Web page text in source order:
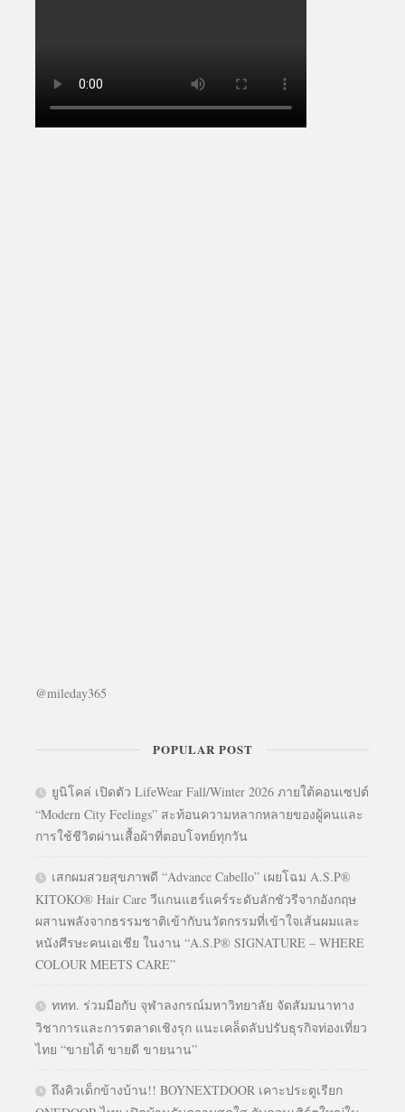
@mileday365
POPULAR POST
ยูนิโคล่ เปิดตัว LifeWear Fall/Winter 2026 ภายใต้คอนเซปต์
“Modern City Feelings” สะท้อนความหลากหลายของผู้คนและ
การใช้ชีวิตผ่านเสื้อผ้าที่ตอบโจทย์ทุกวัน
เสกผมสวยสุขภาพดี “Advance Cabello” เผยโฉม A.S.P®
KITOKO® Hair Care วีแกนแฮร์แคร์ระดับลักชัวรีจากอังกฤษ
ผสานพลังจากธรรมชาติเข้ากับนวัตกรรมที่เข้าใจเส้นผมและ
หนังศีรษะคนเอเชีย ในงาน “A.S.P® SIGNATURE – WHERE
COLOUR MEETS CARE”
ททท. ร่วมมือกับ จุฬาลงกรณ์มหาวิทยาลัย จัดสัมมนาทาง
วิชาการและการตลาดเชิงรุก แนะเคล็ดลับปรับธุรกิจท่องเที่ยว
ไทย “ขายได้ ขายดี ขายนาน”
ถึงคิวเด็กข้างบ้าน!! BOYNEXTDOOR เคาะประตูเรียก